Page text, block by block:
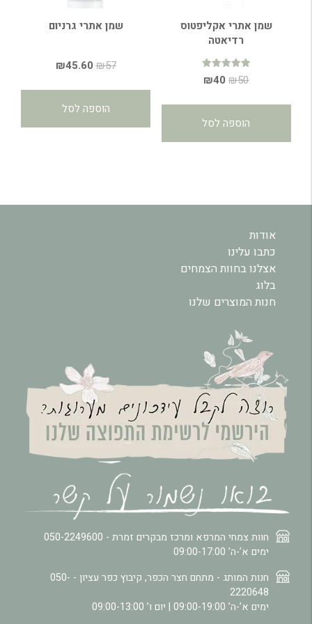
שמן אתרי אקליפטוס
רדיאטה
דורג
5.00
₪50
המחיר
₪50.
₪40 המחיר
₪40.הוספה לסל
שמן אתרי גרניום
₪57
המחיר
₪57.
₪45.60
הוספה לסל
חוות צמחי המרפא ומרכז מבקרים זמרת - 050-2249600
ימים א’-ה’ 09:00-17:00
חנות המותג - מתחם חצר הכפר, קיבוץ כפר עציון - 050-
2220648
ימים א’-ה’ 09:00-19:00 | יום ו’ 09:00-13:00
אודות
כתבו עלינו
אצלנו בחוות הצמחים
בלוג
חנות המוצרים שלנו